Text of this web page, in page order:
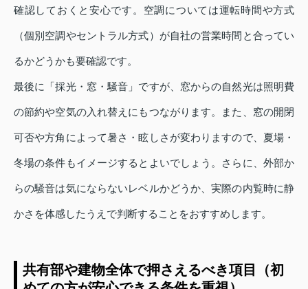
確認しておくと安心です。空調については運転時間や方式
（個別空調やセントラル方式）が自社の営業時間と合ってい
るかどうかも要確認です。
最後に「採光・窓・騒音」ですが、窓からの自然光は照明費
の節約や空気の入れ替えにもつながります。また、窓の開閉
可否や方角によって暑さ・眩しさが変わりますので、夏場・
冬場の条件もイメージするとよいでしょう。さらに、外部か
らの騒音は気にならないレベルかどうか、実際の内覧時に静
かさを体感したうえで判断することをおすすめします。
共有部や建物全体で押さえるべき項目（初